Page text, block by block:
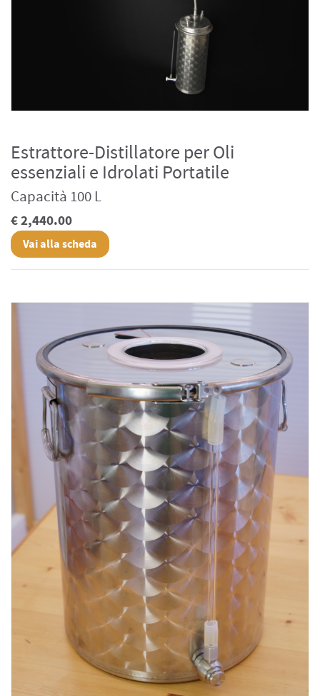
Estrattore-Distillatore per Oli
essenziali e Idrolati Portatile
Capacità 100 L
€ 2,440.00
Vai alla scheda